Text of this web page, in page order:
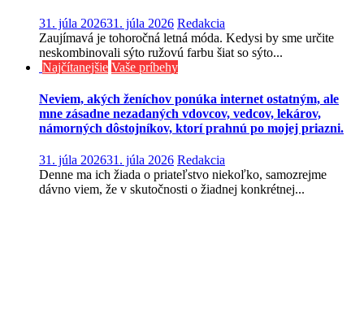
31. júla 202631. júla 2026 Redakcia
Zaujímavá je tohoročná letná móda. Kedysi by sme určite
neskombinovali sýto ružovú farbu šiat so sýto...
Najčítanejšie Vaše príbehy
Neviem, akých ženíchov ponúka internet ostatným, ale
mne zásadne nezadaných vdovcov, vedcov, lekárov,
námorných dôstojníkov, ktorí prahnú po mojej priazni.
31. júla 202631. júla 2026 Redakcia
Denne ma ich žiada o priateľstvo niekoľko, samozrejme
dávno viem, že v skutočnosti o žiadnej konkrétnej...